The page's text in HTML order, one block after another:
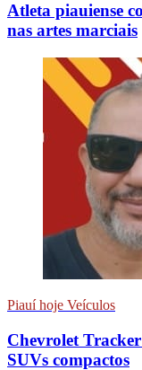
Atleta piauiense
nas artes marciais
Piauí hoje Veículos
Chevrolet
SUVs compactos